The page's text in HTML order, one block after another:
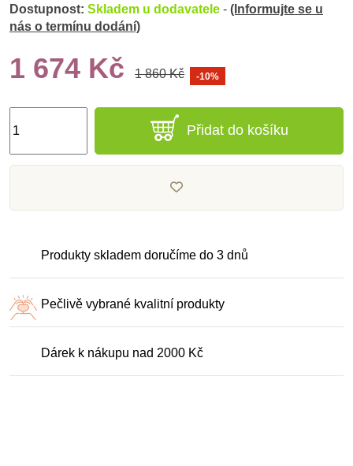
Dostupnost: Skladem u dodavatele - (Informujte se u
nás o termínu dodání)
1 674 Kč 1 860 Kč -10%
Přidat do košíku
Produkty skladem doručíme do 3 dnů
Pečlivě vybrané kvalitní produkty
Dárek k nákupu nad 2000 Kč